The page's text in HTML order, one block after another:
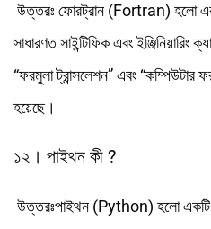
উত্তরঃ ফোরট্রান (Fortran) হলো
সাধারণত সাইন্টিফিক এবং
“ফরমুলা ট্রান্সলেশন” এবং “কম্পিউটার
হয়েছে।
১২। পাইথন কী ?
উত্তরঃপাইথন (Python) হলো একটি